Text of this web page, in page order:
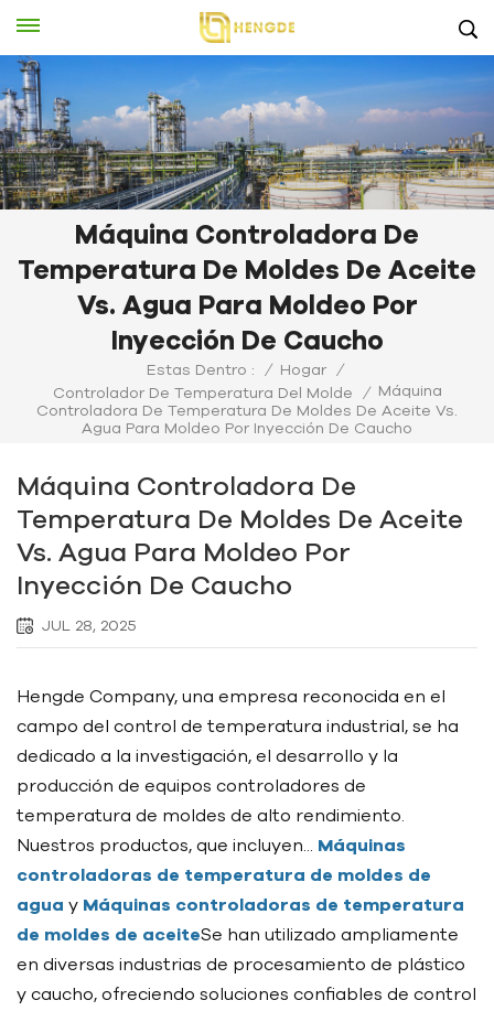
Máquina Controladora De
Temperatura De Moldes De Aceite
Vs. Agua Para Moldeo Por
Inyección De Caucho
Estas Dentro : / Hogar /
Controlador De Temperatura Del Molde
/
Máquina
Controladora De Temperatura De Moldes De Aceite Vs.
Agua Para Moldeo Por Inyección De Caucho
Máquina Controladora De
Temperatura De Moldes De Aceite
Vs. Agua Para Moldeo Por
Inyección De Caucho
JUL 28, 2025
Hengde Company, una empresa reconocida en el
campo del control de temperatura industrial, se ha
dedicado a la investigación, el desarrollo y la
producción de equipos controladores de
temperatura de moldes de alto rendimiento.
Nuestros productos, que incluyen... Máquinas
controladoras de temperatura de moldes de
agua y Máquinas controladoras de temperatura
de moldes de aceiteSe han utilizado ampliamente
en diversas industrias de procesamiento de plástico
y caucho, ofreciendo soluciones confiables de control